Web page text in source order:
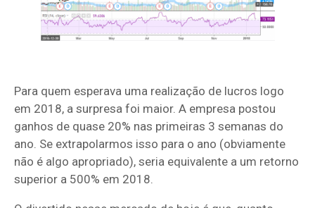
Para quem esperava uma realização de lucros logo
em 2018, a surpresa foi maior. A empresa postou
ganhos de quase 20% nas primeiras 3 semanas do
ano. Se extrapolarmos isso para o ano (obviamente
não é algo apropriado), seria equivalente a um retorno
superior a 500% em 2018.